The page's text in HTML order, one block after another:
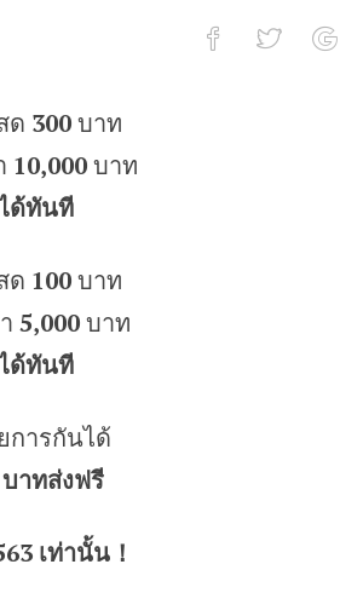
มนี้
ด 300บาท
10,000บาท
ด้ทันที
ด 100บาท
5,000บาท
ด้ทันที
การกันได้
าทส่งฟรี
เท่านั้น！